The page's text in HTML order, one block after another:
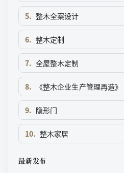
5. 整木全案设计
6. 整木定制
7. 全屋整木定制
8. 《整木企业生产管理再造》
9. 隐形门
10. 整木家居
最新发布